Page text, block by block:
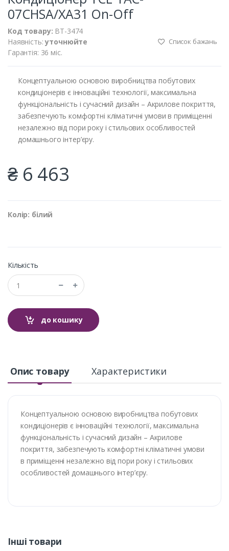
07CHSA/XA31 On-Off
Код товару: BT-3474
Наявність:уточнюйте
Гарантія: 36 міс.
Список бажань
Концептуальною основою виробництва побутових
кондиціонерів є інноваційні технології, максимальна
функціональність і сучасний дизайн – Акрилове покриття,
забезпечують комфортні кліматичні умови в приміщенні
незалежно від пори року і стильових особливостей
домашнього інтер’єру.
₴ 6 463
Колір: білий
Кількість
до кошику
Опис товару Характеристики
Концептуальною основою виробництва побутових
кондиціонерів є інноваційні технології, максимальна
функціональність і сучасний дизайн – Акрилове
покриття, забезпечують комфортні кліматичні умови
в приміщенні незалежно від пори року і стильових
особливостей домашнього інтер’єру.
Інші товари